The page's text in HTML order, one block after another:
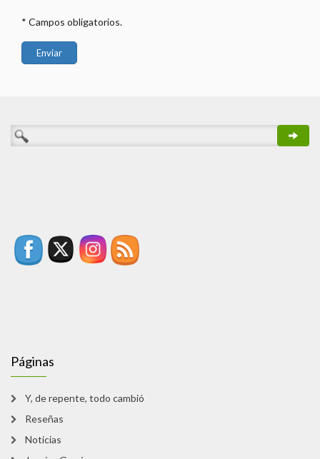
* Campos obligatorios.
Páginas
Y, de repente, todo cambió
Reseñas
Noticias